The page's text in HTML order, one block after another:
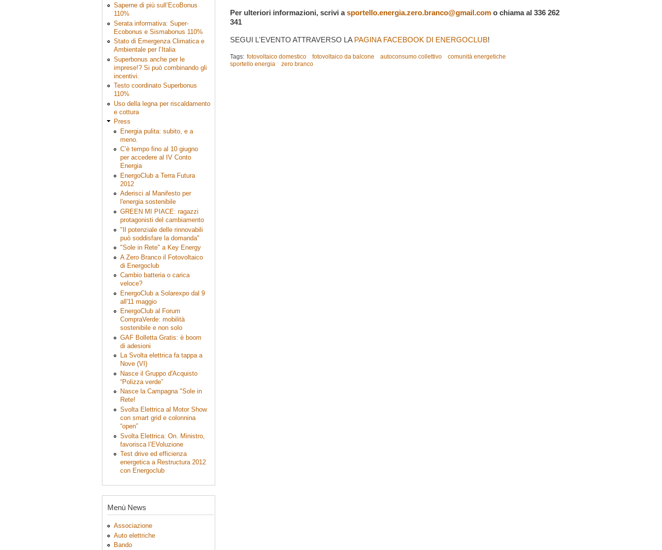
Saperne di più sull’EcoBonus
110%
Serata informativa: Super-
Ecobonus e Sismabonus 110%
Stato di Emergenza Climatica e
Ambientale per l’Italia
Superbonus anche per le
imprese!? Si può combinando gli
incentivi.
Testo coordinato Superbonus
110%
Uso della legna per riscaldamento
e cottura
Press
Energia pulita: subito, e a
meno.
C’è tempo fino al 10 giugno
per accedere al IV Conto
Energia
EnergoClub a Terra Futura
2012
Aderisci al Manifesto per
l'energia sostenibile
GREEN MI PIACE: ragazzi
protagonisti del cambiamento
"Il potenziale delle rinnovabili
può soddisfare la domanda"
"Sole in Rete" a Key Energy
A Zero Branco il Fotovoltaico
di Energoclub
Cambio batteria o carica
veloce?
EnergoClub a Solarexpo dal 9
all'11 maggio
EnergoClub al Forum
CompraVerde: mobilità
sostenibile e non solo
GAF Bolletta Gratis: è boom
di adesioni
La Svolta elettrica fa tappa a
Nove (VI)
Nasce il Gruppo d'Acquisto
“Polizza verde”
Nasce la Campagna "Sole in
Rete!
Svolta Elettrica al Motor Show
con smart grid e colonnina
“open”
Svolta Elettrica: On. Ministro,
favorisca l’EVoluzione
Test drive ed efficienza
energetica a Restructura 2012
con Energoclub
Menù News
Associazione
Auto elettriche
Bando
Per ulteriori informazioni, scrivi asportello.energia.zero.branco@gmail.com o chiama al 336 262
341
SEGUI L'EVENTO ATTRAVERSO LA PAGINA FACEBOOK DI ENERGOCLUB!
Tags: fotovoltaico domestico fotovoltaico da balcone autoconsumo collettivo
comunità energetiche
sportello energia
zero branco